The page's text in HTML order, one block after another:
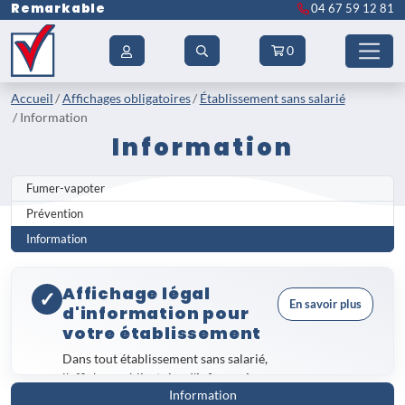
Remarkable 04 67 59 12 81
0
Accueil Affichages obligatoires
Établissement sans salarié
Information
Information
Fumer-vapoter
Prévention
Information
✓ Affichage légal
d'information pour
votre établissement
Dans tout établissement sans salarié,
l'affichage obligatoire d'information
constitue une obligation
En savoir plus
Information